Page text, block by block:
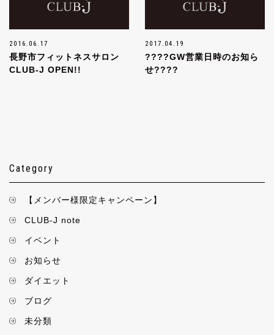
2016.06.17
長野市フィットネスサロン
CLUB-J OPEN!!
2017.04.19
????GW営業日時のお知ら
せ????
Category
【メンバー様限定キャンペーン】
CLUB-J note
イベント
お知らせ
ダイエット
ブログ
未分類